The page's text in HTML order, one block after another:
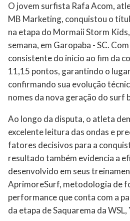
O jovem surfista Rafa Acom,
MB Marketing, conquistou o
na etapa do Mormaii Storm
semana, em Garopaba - SC.
consistente do início ao fim da
11,15 pontos, garantindo o
confirmando sua evolução
nomes da nova geração do surf
Ao longo da disputa, o atleta
excelente leitura das ondas e
fatores decisivos para a
resultado também evidencia a
desenvolvido em seus
AprimoreSurf, metodologia de
performance que conta com a
da etapa de Saquarema da WSL,